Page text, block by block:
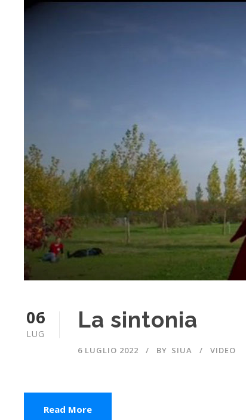
06
LUG
La sintonia
6 LUGLIO 2022 BY SIUA VIDEO
Read More